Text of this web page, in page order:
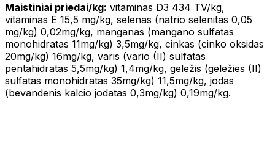
Maistiniai priedai/kg: vitaminas D3 434 TV/kg,
vitaminas E 15,5 mg/kg, selenas (natrio selenitas 0,05
mg/kg) 0,02mg/kg, manganas (mangano sulfatas
monohidratas 11mg/kg) 3,5mg/kg, cinkas (cinko oksidas
20mg/kg) 16mg/kg, varis (vario (II) sulfatas
pentahidratas 5,5mg/kg) 1,4mg/kg, geležis (geležies (II)
sulfatas monohidratas 35mg/kg) 11,5mg/kg, jodas
(bevandenis kalcio jodatas 0,3mg/kg) 0,19mg/kg.